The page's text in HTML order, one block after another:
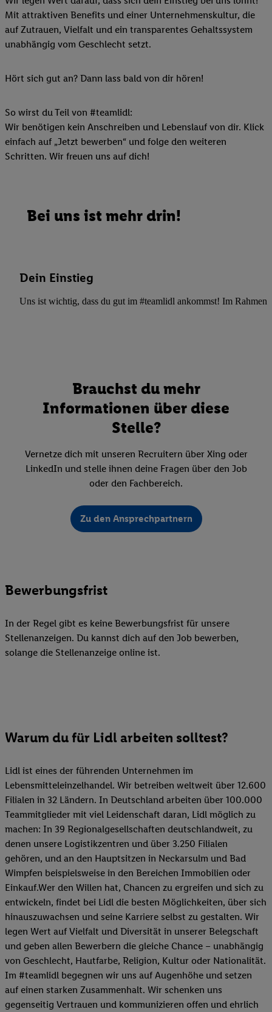
Mit attraktiven Benefits und einer Unternehmenskultur, die
auf Zutrauen, Vielfalt und ein transparentes Gehaltssystem
unabhängig vom Geschlecht setzt.
Hört sich gut an? Dann lass bald von dir hören!
So wirst du Teil von #teamlidl:
Wir benötigen kein Anschreiben und Lebenslauf von dir. Klick
einfach auf „Jetzt bewerben“ und folge den weiteren
Schritten. Wir freuen uns auf dich!
Bei uns ist mehr drin!
Dein Einstieg
Uns ist wichtig, dass du gut im #teamlidl ankommst! Im Rahmen
Brauchst du mehr
Informationen über diese
Stelle?
Vernetze dich mit unseren Recruitern über Xing oder
LinkedIn und stelle ihnen deine Fragen über den Job
oder den Fachbereich.
Zu den Ansprechpartnern
Bewerbungsfrist
In der Regel gibt es keine Bewerbungsfrist für unsere
Stellenanzeigen. Du kannst dich auf den Job bewerben,
solange die Stellenanzeige online ist.
Warum du für Lidl arbeiten solltest?
Lidl ist eines der führenden Unternehmen im
Lebensmitteleinzelhandel. Wir betreiben weltweit über 12.600
Filialen in 32 Ländern. In Deutschland arbeiten über 100.000
Teammitglieder mit viel Leidenschaft daran, Lidl möglich zu
machen: In 39 Regionalgesellschaften deutschlandweit, zu
denen unsere Logistikzentren und über 3.250 Filialen
gehören, und an den Hauptsitzen in Neckarsulm und Bad
Wimpfen beispielsweise in den Bereichen Immobilien oder
Einkauf.Wer den Willen hat, Chancen zu ergreifen und sich zu
entwickeln, findet bei Lidl die besten Möglichkeiten, über sich
hinauszuwachsen und seine Karriere selbst zu gestalten. Wir
legen Wert auf Vielfalt und Diversität in unserer Belegschaft
und geben allen Bewerbern die gleiche Chance – unabhängig
von Geschlecht, Hautfarbe, Religion, Kultur oder Nationalität.
Im #teamlidl begegnen wir uns auf Augenhöhe und setzen
auf einen starken Zusammenhalt. Wir schenken uns
gegenseitig Vertrauen und kommunizieren offen und ehrlich